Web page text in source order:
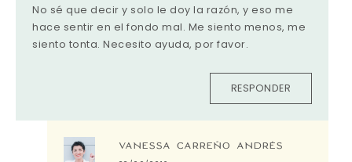
No sé que decir y solo le doy la razón, y eso me
hace sentir en el fondo mal. Me siento menos, me
siento tonta. Necesito ayuda, por favor.
RESPONDER
VANESSA CARREÑO ANDRÉS